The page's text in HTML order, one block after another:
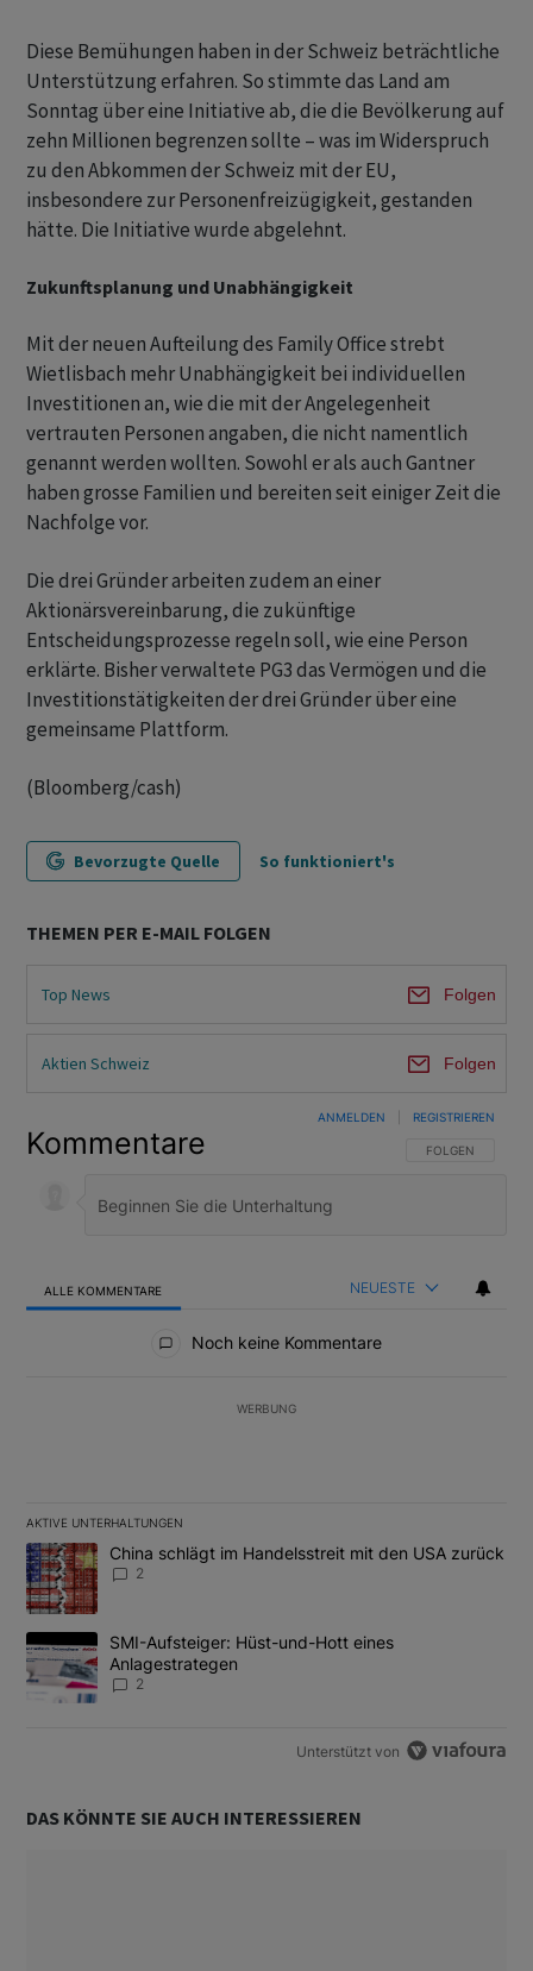
Diese Bemühungen haben in der Schweiz beträchtliche
Unterstützung erfahren. So stimmte das Land am
Sonntag über eine Initiative ab, die die Bevölkerung auf
zehn Millionen begrenzen sollte – was im Widerspruch
zu den Abkommen der Schweiz mit der EU,
insbesondere zur Personenfreizügigkeit, gestanden
hätte. Die Initiative wurde abgelehnt.
Zukunftsplanung und Unabhängigkeit
Mit der neuen Aufteilung des Family Office strebt
Wietlisbach mehr Unabhängigkeit bei individuellen
Investitionen an, wie die mit der Angelegenheit
vertrauten Personen angaben, die nicht namentlich
genannt werden wollten. Sowohl er als auch Gantner
haben grosse Familien und bereiten seit einiger Zeit die
Nachfolge vor.
Die drei Gründer arbeiten zudem an einer
Aktionärsvereinbarung, die zukünftige
Entscheidungsprozesse regeln soll, wie eine Person
erklärte. Bisher verwaltete PG3 das Vermögen und die
Investitionstätigkeiten der drei Gründer über eine
gemeinsame Plattform.
(Bloomberg/cash)
Bevorzugte Quelle So funktioniert's
THEMEN PER E-MAIL FOLGEN
Top News Folgen
Aktien Schweiz Folgen
Kommentare FOLGE DIESER
FOLGEN
ANMELDEN REGISTRIEREN
ALLE KOMMENTARE NEUESTE
Noch keine Kommentare
WERBUNG
AKTIVE UNTERHALTUNGEN
Das Folgende ist eine Liste der am meisten kommentierten
Ein Trendartikel mit dem Titel "China schlägt im Handelsstreit
China schlägt im Handelsstreit mit den USA zurück
2
Ein Trendartikel mit dem Titel "SMI-Aufsteiger: Hüst-und-Hott
SMI-Aufsteiger: Hüst-und-Hott eines
Anlagestrategen
2
Unterstützt von
DAS KÖNNTE SIE AUCH INTERESSIEREN